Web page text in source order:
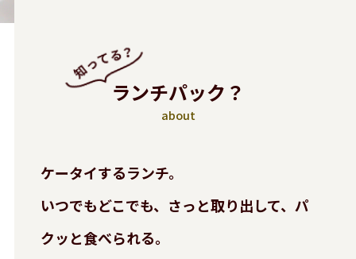
ランチパック？
about
ケータイするランチ。
いつでもどこでも、さっと取り出して、パ
クッと食べられる。